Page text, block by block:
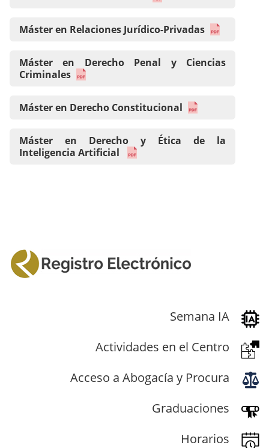
Máster en Relaciones Jurídico-Privadas
Máster en Derecho Penal y Ciencias
Criminales
Máster en Derecho Constitucional
Máster en Derecho y Ética de la
Inteligencia Artificial
Semana IA
Actividades en el Centro
Acceso a Abogacía y Procura
Graduaciones
Horarios